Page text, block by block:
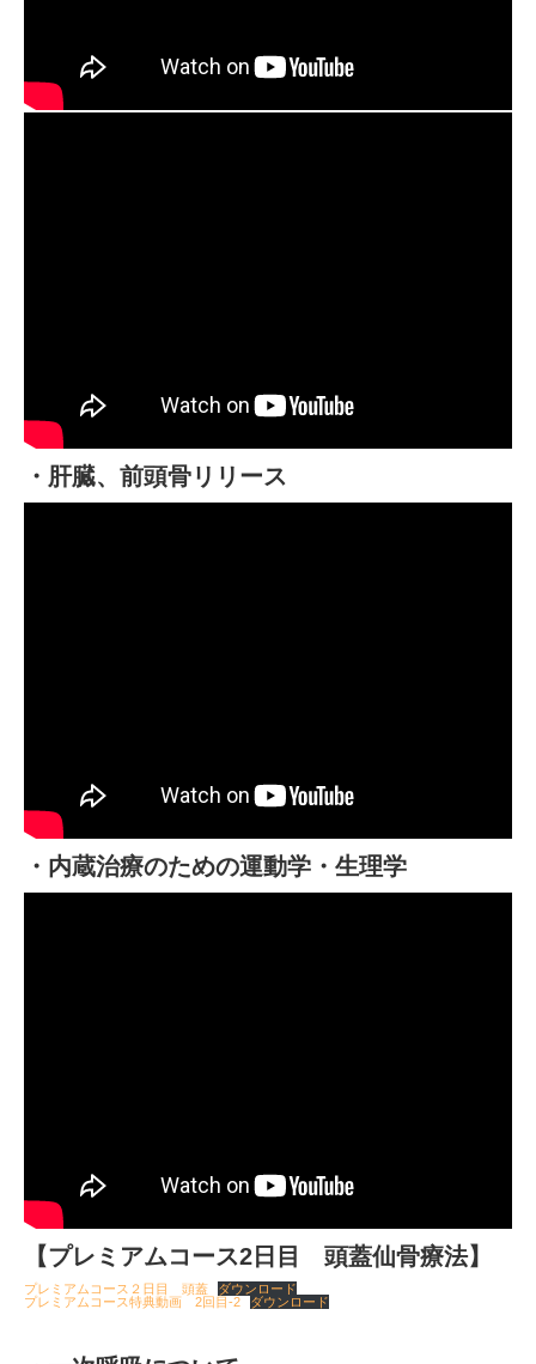
・肝臓、前頭骨リリース
・内蔵治療のための運動学・生理学
【プレミアムコース2日目 頭蓋仙骨療法】
プレミアムコース２日目 頭蓋
ダウンロード
プレミアムコース特典動画 2回目-2
ダウンロード